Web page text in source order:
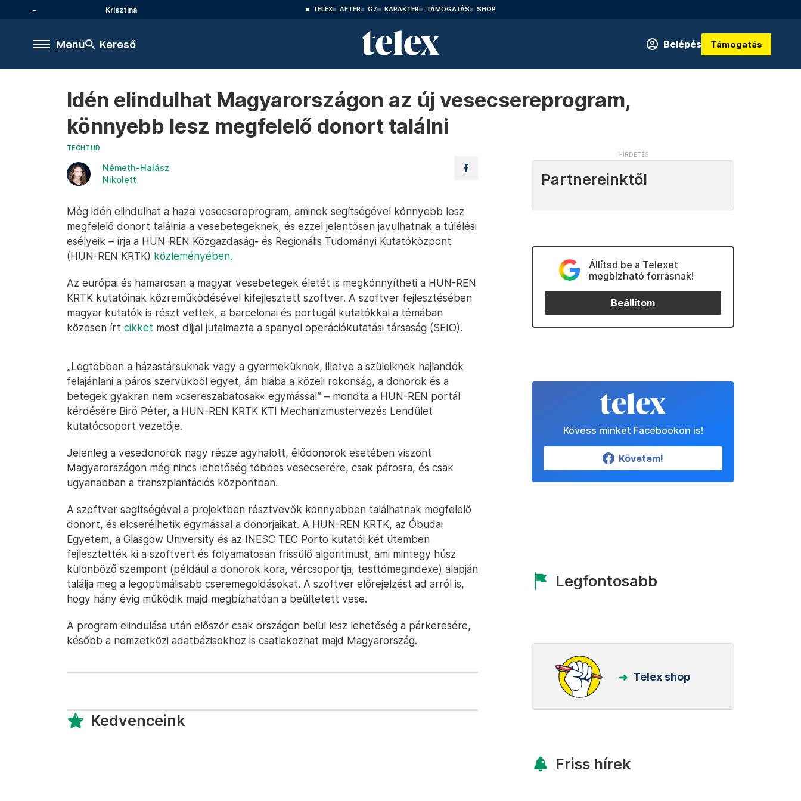
Krisztina TELEX AFTER G7 KARAKTER TÁMOGATÁS SHOP
Menü Kereső Belépés Támogatás
Idén elindulhat Magyarországon az új vesecsereprogram,
könnyebb lesz megfelelő donort találni
TECHTUD
Németh-Halász
Nikolett
Még idén elindulhat a hazai vesecsereprogram, aminek segítségével könnyebb lesz
megfelelő donort találnia a vesebetegeknek, és ezzel jelentősen javulhatnak a túlélési
esélyeik – írja a HUN-REN Közgazdaság- és Regionális Tudományi Kutatóközpont
(HUN-REN KRTK) közleményében.
Az európai és hamarosan a magyar vesebetegek életét is megkönnyítheti a HUN-REN
KRTK kutatóinak közreműködésével kifejlesztett szoftver. A szoftver fejlesztésében
magyar kutatók is részt vettek, a barcelonai és portugál kutatókkal a témában
közösen írt cikket most díjjal jutalmazta a spanyol operációkutatási társaság (SEIO).
„Legtöbben a házastársuknak vagy a gyermeküknek, illetve a szüleiknek hajlandók
felajánlani a páros szervükből egyet, ám hiába a közeli rokonság, a donorok és a
betegek gyakran nem »csereszabatosak« egymással” – mondta a HUN-REN portál
kérdésére Biró Péter, a HUN-REN KRTK KTI Mechanizmustervezés Lendület
kutatócsoport vezetője.
Jelenleg a vesedonorok nagy része agyhalott, élődonorok esetében viszont
Magyarországon még nincs lehetőség többes vesecserére, csak párosra, és csak
ugyanabban a transzplantációs központban.
A szoftver segítségével a projektben résztvevők könnyebben találhatnak megfelelő
donort, és elcserélhetik egymással a donorjaikat. A HUN-REN KRTK, az Óbudai
Egyetem, a Glasgow University és az INESC TEC Porto kutatói két ütemben
fejlesztették ki a szoftvert és folyamatosan frissülő algoritmust, ami mintegy húsz
különböző szempont (például a donorok kora, vércsoportja, testtömegindexe) alapján
találja meg a legoptimálisabb cseremegoldásokat. A szoftver előrejelzést ad arról is,
hogy hány évig működik majd megbízhatóan a beültetett vese.
A program elindulása után először csak országon belül lesz lehetőség a párkeresére,
később a nemzetközi adatbázisokhoz is csatlakozhat majd Magyarország.
Kedvenceink
Partnereinktől
Állítsd be a Telexet
megbízható forrásnak!
Beállítom
Kövess minket Facebookon is!
Követem!
Legfontosabb
Telex shop
Friss hírek